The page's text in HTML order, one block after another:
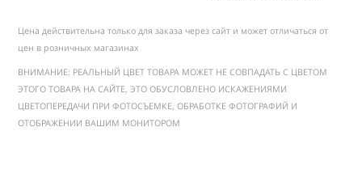
Цена действительна только для заказа через сайт и может отличаться от
цен в розничных магазинах
ВНИМАНИЕ: РЕАЛЬНЫЙ ЦВЕТ ТОВАРА МОЖЕТ НЕ СОВПАДАТЬ С ЦВЕТОМ
ЭТОГО ТОВАРА НА САЙТЕ, ЭТО ОБУСЛОВЛЕНО ИСКАЖЕНИЯМИ
ЦВЕТОПЕРЕДАЧИ ПРИ ФОТОСЪЕМКЕ, ОБРАБОТКЕ ФОТОГРАФИЙ И
ОТОБРАЖЕНИИ ВАШИМ МОНИТОРОМ